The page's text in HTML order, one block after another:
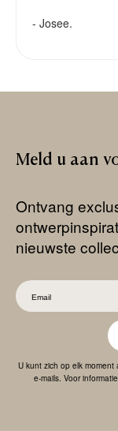
- Josee.
Meld u aan
Ontvang
nieuwste
U kunt zich op elk
e-mails. Voor